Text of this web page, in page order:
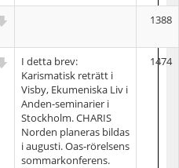
1388
I detta brev:
Karismatisk reträtt i
Visby, Ekumeniska Liv i
Anden-seminarier i
Stockholm. CHARIS
Norden planeras bildas
i augusti. Oas-rörelsens
sommarkonferens.
1474